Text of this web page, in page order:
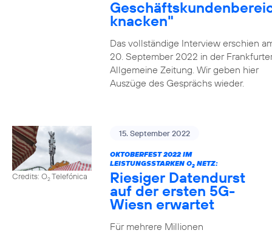
knacken"
Das vollständige Interview erschien
20. September 2022 in der
Allgemeine Zeitung. Wir geben hier
Auszüge des Gesprächs wieder.
Credits: O2Telefónica
15. September 2022
OKTOBERFEST 2022 IM
LEISTUNGSSTARKEN O2NETZ:
Riesiger Datendurst
auf der ersten 5G-
Wiesn erwartet
Für mehrere Millionen